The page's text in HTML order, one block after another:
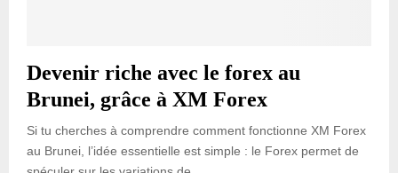
Devenir riche avec le forex au
Brunei, grâce à XM Forex
Si tu cherches à comprendre comment fonctionne XM Forex
au Brunei, l’idée essentielle est simple : le Forex permet de